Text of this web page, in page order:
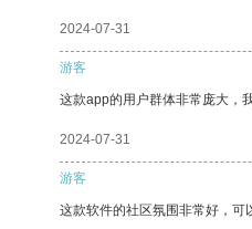
2024-07-31
游客
这款app的用户群体非常庞大，
2024-07-31
游客
这款软件的社区氛围非常好，可